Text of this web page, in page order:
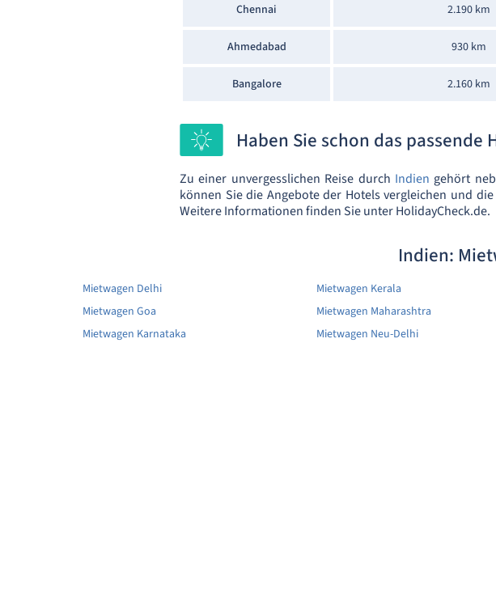
Chennai 2.190 km
Ahmedabad 930 km
Bangalore 2.160 km
Haben Sie schon das
Zu einer unvergesslichen Reise durch Indien gehört
können Sie die Angebote der Hotels vergleichen und
Weitere Informationen finden Sie unter HolidayCheck.de.
Indien:
Mietwagen Delhi
Mietwagen Goa
Mietwagen Karnataka
Mietwagen Kerala
Mietwagen Maharashtra
Mietwagen Neu-Delhi